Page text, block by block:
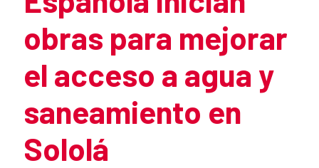
obras para mejorar
el acceso a agua y
saneamiento en
Sololá